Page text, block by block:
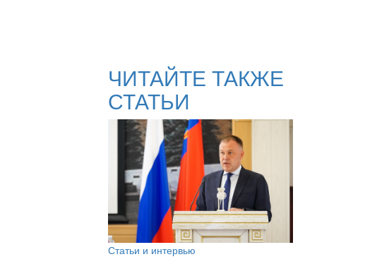
ЧИТАЙТЕ ТАКЖЕ
СТАТЬИ
Статьи и интервью